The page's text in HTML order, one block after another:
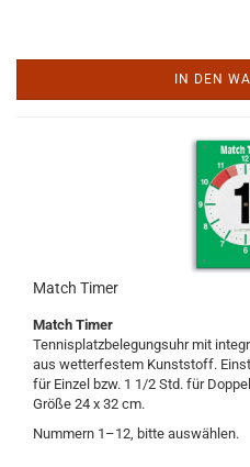
IN DEN
Match Timer
Match Timer
Tennisplatzbelegungsuhr mit
aus wetterfestem Kunststoff.
für Einzel bzw. 1 1/2 Std. für
Größe 24 x 32 cm.
Nummern 1–12, bitte auswählen.